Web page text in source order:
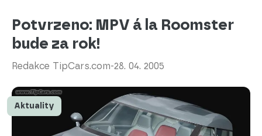
Potvrzeno: MPV á la Roomster
bude za rok!
Redakce TipCars.com-28. 04. 2005
Aktuality